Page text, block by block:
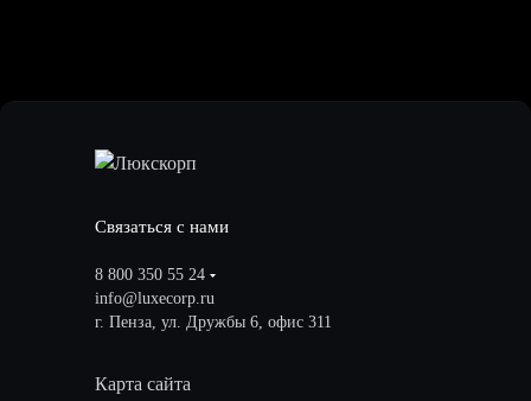
Связаться с нами
8 800 350 55 24
info@luxecorp.ru
г. Пенза, ул. Дружбы 6, офис 311
Карта сайта